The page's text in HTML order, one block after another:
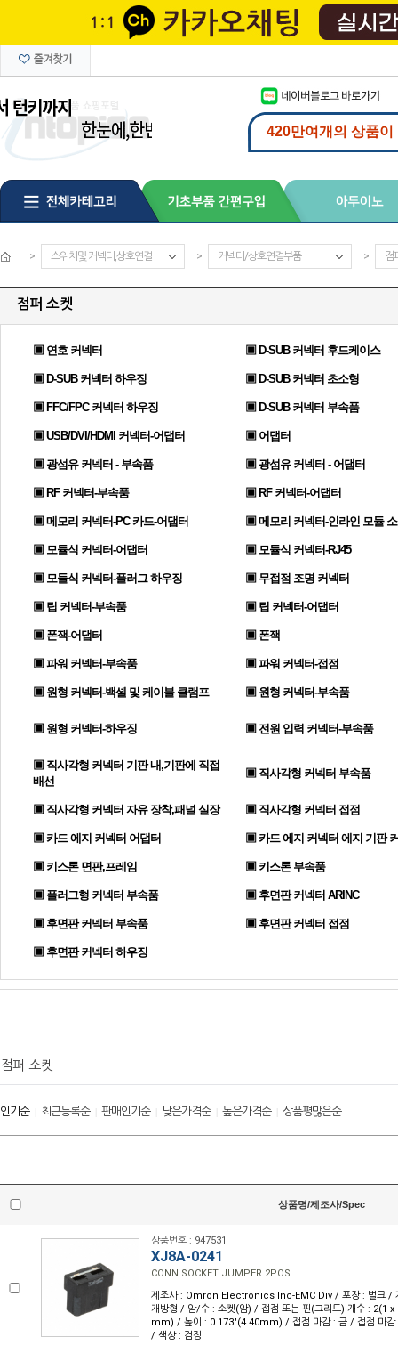
> 스위치및 커넥터,상호연결 > 커넥터/상호연결부품 > 점
점퍼 소켓
▣ 연호 커넥터 ▣ D-SUB 커넥터 후드케이스
▣ D-SUB 커넥터 하우징 ▣ D-SUB 커넥터 초소형
▣ FFC/FPC 커넥터 하우징 ▣ D-SUB 커넥터 부속품
▣ USB/DVI/HDMI 커넥터-어댑터 ▣ 어댑터
▣ 광섬유 커넥터 - 부속품 ▣ 광섬유 커넥터 - 어댑터
▣ RF 커넥터-부속품 ▣ RF 커넥터-어댑터
▣ 메모리 커넥터-PC 카드-어댑터 ▣ 메모리 커넥터-인라인 모듈
▣ 모듈식 커넥터-어댑터 ▣ 모듈식 커넥터-RJ45
▣ 모듈식 커넥터-플러그 하우징 ▣ 무접점 조명 커넥터
▣ 팁 커넥터-부속품 ▣ 팁 커넥터-어댑터
▣ 폰잭-어댑터 ▣ 폰잭
▣ 파워 커넥터-부속품 ▣ 파워 커넥터-접점
▣ 원형 커넥터-백셸 및 케이블 클램프 ▣ 원형 커넥터-부속품
▣ 원형 커넥터-하우징 ▣ 전원 입력 커넥터-부속품
▣ 직사각형 커넥터 기판 내,기판에 직접
배선
▣ 직사각형 커넥터 부속품
▣ 직사각형 커넥터 자유 장착,패널 실장 ▣ 직사각형 커넥터 접점
▣ 카드 에지 커넥터 어댑터 ▣ 카드 에지 커넥터 에지 기판
▣ 키스톤 면판,프레임 ▣ 키스톤 부속품
▣ 플러그형 커넥터 부속품 ▣ 후면판 커넥터 ARINC
▣ 후면판 커넥터 부속품 ▣ 후면판 커넥터 접점
▣ 후면판 커넥터 하우징
점퍼 소켓
인기순| 최근등록순| 판매인기순| 낮은가격순| 높은가격순| 상품평많은순
상품명/제조사/Spec
상품번호 : 947531
XJ8A-0241
CONN SOCKET JUMPER 2POS
제조사 : Omron Electronics Inc-EMC Div / 포장 : 벌크 /
개방형 / 암/수 : 소켓(암) / 접점 또는 핀(그리드) 개수 : 2(1
mm) / 높이 : 0.173"(4.40mm) / 접점 마감 : 금 / 접점 마
/ 색상 : 검정